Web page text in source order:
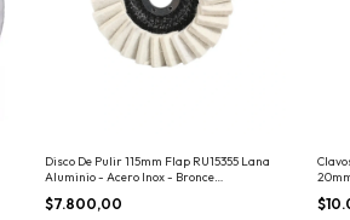
Disco De Pulir 115mm Flap RU15355 Lana
Aluminio - Acero Inox - Bronce
Ruhlmann
$7.800,00